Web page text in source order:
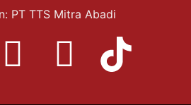
PT TTS Mitra Abadi